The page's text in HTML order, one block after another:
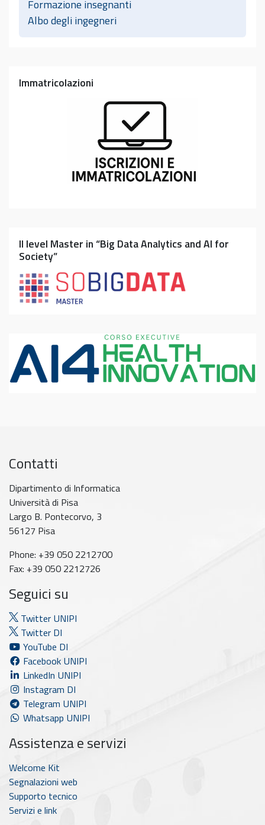
Formazione insegnanti
Albo degli ingegneri
Immatricolazioni
II level Master in “Big Data Analytics and AI for
Society”
Contatti
Dipartimento di Informatica
Università di Pisa
Largo B. Pontecorvo, 3
56127 Pisa
Phone: +39 050 2212700
Fax: +39 050 2212726
Seguici su
Twitter UNIPI
Twitter DI
YouTube DI
Facebook UNIPI
LinkedIn UNIPI
Instagram DI
Telegram UNIPI
Whatsapp UNIPI
Assistenza e servizi
Welcome Kit
Segnalazioni web
Supporto tecnico
Servizi e link